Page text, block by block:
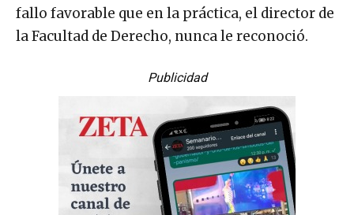
fallo favorable que en la práctica, el director de
la Facultad de Derecho, nunca le reconoció.
Publicidad